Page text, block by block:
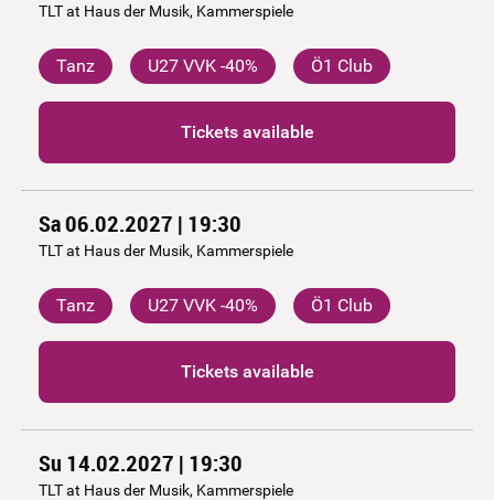
TLT at Haus der Musik, Kammerspiele
Tanz U27 VVK -40% Ö1 Club
Tickets available
Sa 06.02.2027 | 19:30
TLT at Haus der Musik, Kammerspiele
Tanz U27 VVK -40% Ö1 Club
Tickets available
Su 14.02.2027 | 19:30
TLT at Haus der Musik, Kammerspiele